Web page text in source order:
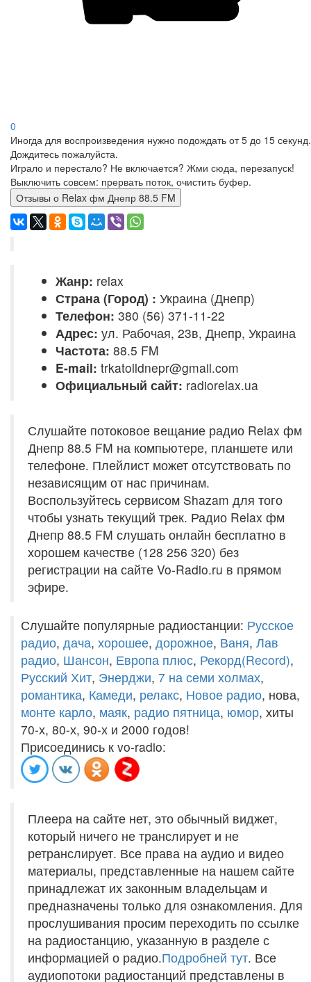
0
Иногда для воспроизведения нужно подождать от 5 до 15 секунд.
Дождитесь пожалуйста.
Играло и перестало? Не включается? Жми сюда, перезапуск!
Выключить совсем: прервать поток, очистить буфер.
Отзывы о Relax фм Днепр 88.5 FM
Жанр: relax
Страна (Город) : Украина (Днепр)
Телефон: 380 (56) 371-11-22
Адрес: ул. Рабочая, 23в, Днепр, Украина
Частота: 88.5 FM
E-mail: trkatolldnepr@gmail.com
Официальный сайт: radiorelax.ua
Слушайте потоковое вещание радио Relax фм
Днепр 88.5 FM на компьютере, планшете или
телефоне. Плейлист может отсутствовать по
независящим от нас причинам.
Воспользуйтесь сервисом Shazam для того
чтобы узнать текущий трек. Радио Relax фм
Днепр 88.5 FM слушать онлайн бесплатно в
хорошем качестве (128 256 320) без
регистрации на сайте Vo-Radio.ru в прямом
эфире.
Слушайте популярные радиостанции: Русское
радио, дача, хорошее, дорожное, Ваня, Лав
радио, Шансон, Европа плюс, Рекорд(Record),
Русский Хит, Энерджи, 7 на семи холмах,
романтика, Камеди, релакс, Новое радио, нова,
монте карло, маяк, радио пятница, юмор, хиты
70-х, 80-х, 90-х и 2000 годов!
Присоединись к vo-radio:
Плеера на сайте нет, это обычный виджет,
который ничего не транслирует и не
ретранслирует. Все права на аудио и видео
материалы, представленные на нашем сайте
принадлежат их законным владельцам и
предназначены только для ознакомления. Для
прослушивания просим переходить по ссылке
на радиостанцию, указанную в разделе с
информацией о радио.Подробней тут. Все
аудиопотоки радиостанций представлены в